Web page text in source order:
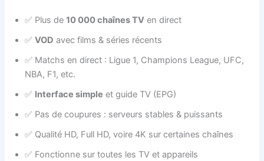
✅ Plus de10 000 chaînes TV en direct
✅VOD avec films & séries récents
✅ Matchs en direct : Ligue 1, Champions League, UFC,
NBA, F1, etc.
✅ Interface simple et guide TV (EPG)
✅ Pas de coupures : serveurs stables & puissants
✅ Qualité HD, Full HD, voire 4K sur certaines chaînes
✅ Fonctionne sur toutes les TV et appareils